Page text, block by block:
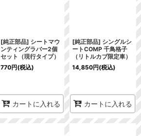
[純正部品] シートマウ
ンティングラバー2個
セット（現行タイプ）
770円(税込)
カートに入れる
[純正部品] シングルシ
ートCOMP 千鳥格子
（リトルカブ限定車）
14,850円(税込)
カートに入れる